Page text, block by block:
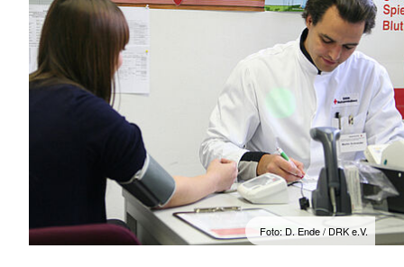
Foto: D. Ende / DRK e.V.